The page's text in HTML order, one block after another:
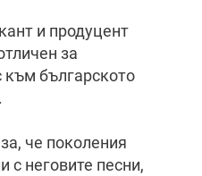
и продуцент
за
към българското
че поколения
с неговите песни,